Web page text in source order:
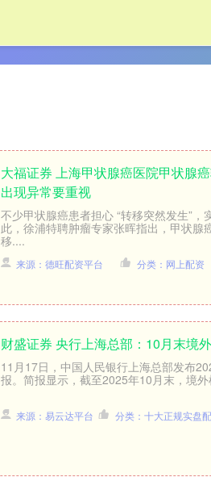
大福证券 上海甲状腺癌医院甲状腺
出现异常要重视
不少甲状腺癌患者担心 “转移突然发生”
此，徐浦特聘肿瘤专家张晖指出，甲状
移....
来源：德旺配资平台 分类：网上配资
财盛证券 央行上海总部：10月末境
11月17日，中国人民银行上海总部发布
报。简报显示，截至2025年10月末，境
来源：易云达平台 分类：十大正规实盘